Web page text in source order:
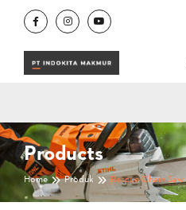
Products
Home Produk Rescue Chain Saw